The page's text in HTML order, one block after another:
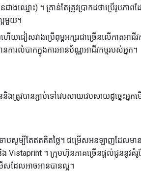
ងឈ្មោះ) ។ គ្រាន់តែត្រូវប្រាកដថាប្រើរូបភាព
អមួយ។
ើយជៀសវាងប្រើពុម្ពអក្សរជាច្រើនលើកាតអាជីវ
រលំបាកក្នុងការអានប័ណ្ណអាជីវកម្មរបស់អ្នក។
ត្រូវបានភ្ជាប់ទៅវេបសាយវេបសាយដូច្នេះអ្ន
ាបសូម្បីតែឥតគិតថ្លៃ។ ជម្រើសអនឡាញដែលម
និង Vistaprint ។ ក្រុមហ៊ុនភាគច្រើនផ្តល់ជូននូ
សដែលអាចអានបានល្អ។